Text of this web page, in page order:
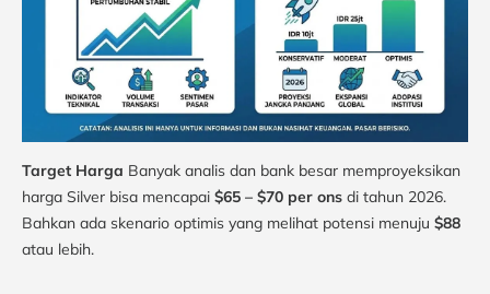
Target Harga Banyak analis dan bank besar memproyeksikan
harga Silver bisa mencapai $65 – $70 per ons di tahun 2026.
Bahkan ada skenario optimis yang melihat potensi menuju $88
atau lebih.